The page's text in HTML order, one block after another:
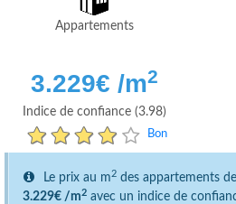
Appartements
3.229€ /m2
Indice de confiance (3.98)
Bon
Le prix au m 2 des appartements
3.229€ /m2 avec un indice de